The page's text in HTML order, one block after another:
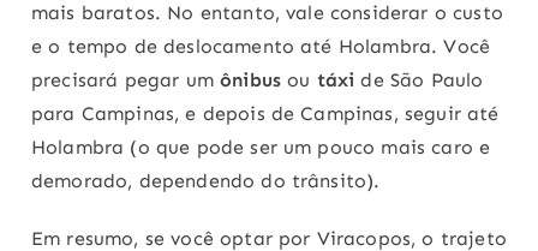
mais baratos. No entanto, vale considerar o custo
e o tempo de deslocamento até Holambra. Você
precisará pegar umônibus ou táxi de São Paulo
para Campinas, e depois de Campinas, seguir até
Holambra (o que pode ser um pouco mais caro e
demorado, dependendo do trânsito).
Em resumo, se você optar por Viracopos, o trajeto